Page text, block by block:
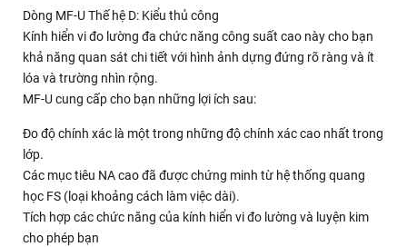
Dòng MF-U Thế hệ D: Kiểu thủ công
Kính hiển vi đo lường đa chức năng công suất cao này cho bạn
khả năng quan sát chi tiết với hình ảnh dựng đứng rõ ràng và ít
lóa và trường nhìn rộng.
MF-U cung cấp cho bạn những lợi ích sau:
Đo độ chính xác là một trong những độ chính xác cao nhất trong
lớp.
Các mục tiêu NA cao đã được chứng minh từ hệ thống quang
học FS (loại khoảng cách làm việc dài).
Tích hợp các chức năng của kính hiển vi đo lường và luyện kim
cho phép bạn